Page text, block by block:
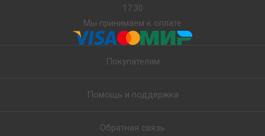
17:30
Мы принимаем к оплате
Покупателям
Помощь и поддержка
Обратная связь